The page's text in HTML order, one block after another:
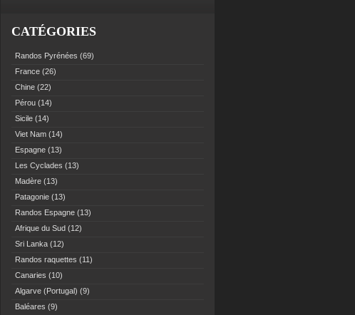
CATÉGORIES
Randos Pyrénées (69)
France (26)
Chine (22)
Pérou (14)
Sicile (14)
Viet Nam (14)
Espagne (13)
Les Cyclades (13)
Madère (13)
Patagonie (13)
Randos Espagne (13)
Afrique du Sud (12)
Sri Lanka (12)
Randos raquettes (11)
Canaries (10)
Algarve (Portugal) (9)
Baléares (9)